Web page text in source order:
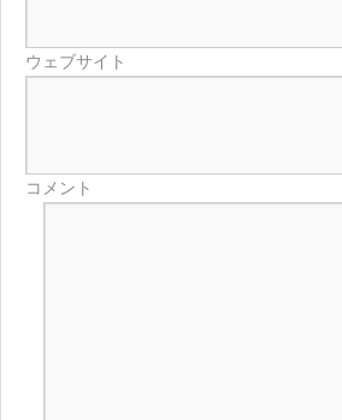
ウェブサイト
コメント